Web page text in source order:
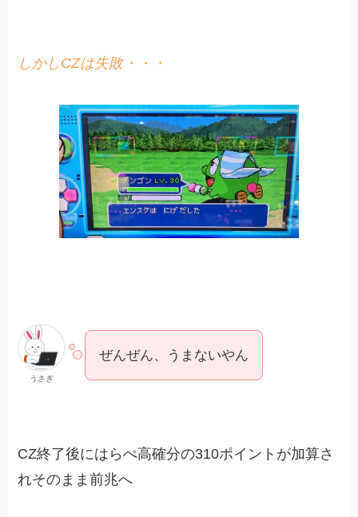
しかしCZは失敗・・・
うさぎ
ぜんぜん、うまないやん
CZ終了後にはらぺ高確分の310ポイントが加算さ
れそのまま前兆へ